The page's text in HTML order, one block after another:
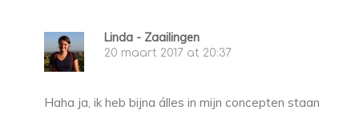
Linda - Zaailingen
20 maart 2017 at 20:37
Haha ja, ik heb bijna álles in mijn concepten staan